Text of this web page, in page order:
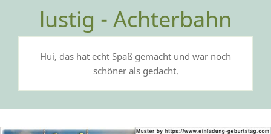
lustig - Achterbahn
Hui, das hat echt Spaß gemacht und war noch
schöner als gedacht.